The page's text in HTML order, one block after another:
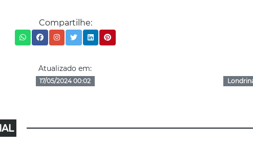
Compartilhe:
Atualizado em:
17/05/2024 00:02